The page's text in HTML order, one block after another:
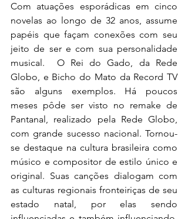
Com atuações esporádicas em cinco
novelas ao longo de 32 anos, assume
papéis que façam conexões com seu
jeito de ser e com sua personalidade
musical.  O Rei do Gado, da Rede
Globo, e Bicho do Mato da Record TV
são alguns exemplos. Há poucos
meses pôde ser visto no remake de
Pantanal, realizado pela Rede Globo,
com grande sucesso nacional. Tornou-
se destaque na cultura brasileira como
músico e compositor de estilo único e
original. Suas canções dialogam com
as culturas regionais fronteiriças de seu
estado natal, por elas sendo